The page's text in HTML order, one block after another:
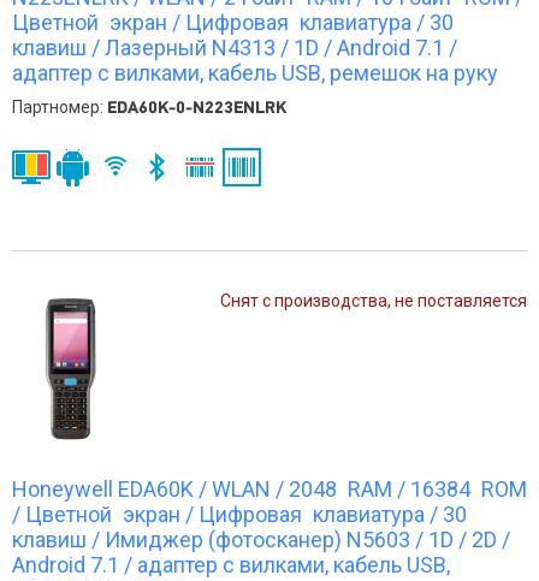
Цветной экран / Цифровая клавиатура / 30
клавиш / Лазерный N4313 / 1D / Android 7.1 /
адаптер с вилками, кабель USB, ремешок на руку
Партномер: EDA60K-0-N223ENLRK
Снят с производства, не поставляется
Honeywell EDA60K / WLAN / 2048 RAM / 16384 ROM
/ Цветной экран / Цифровая клавиатура / 30
клавиш / Имиджер (фотосканер) N5603 / 1D / 2D /
Android 7.1 / адаптер с вилками, кабель USB,